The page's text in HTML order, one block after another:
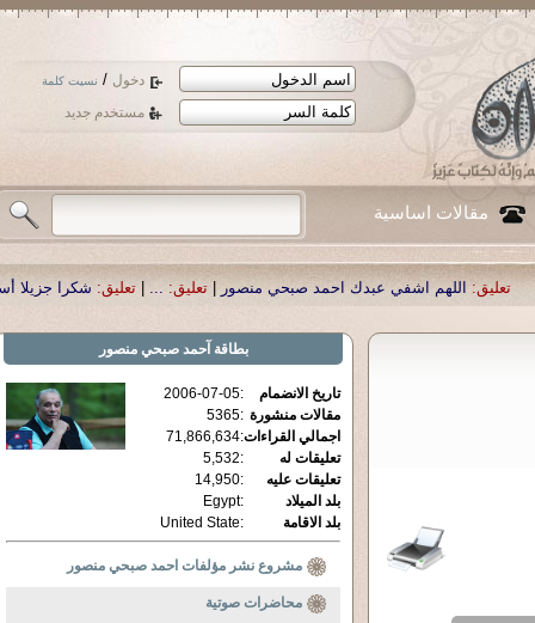
دخول / نسيت كلمة
مستخدم جديد
مقالات اساسية
اشفي عبدك احمد صبحي منصور| تعليق: ...
|تعليق: شكرا جزيلا أستاذ حمد
بطاقة آحمد صبحي منصور
تاريخ الانضمام :
2006-07-05
مقالات منشورة :
5365
اجمالي القراءات:
71,866,634
تعليقات له
:
5,532
تعليقات عليه
:
14,950
بلد الميلاد
:
Egypt
بلد الاقامة
:
United State
مشروع نشر مؤلفات احمد صبحي منصور
محاضرات صوتية